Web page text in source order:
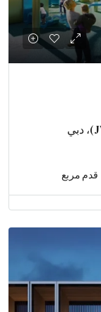
قدم مربع